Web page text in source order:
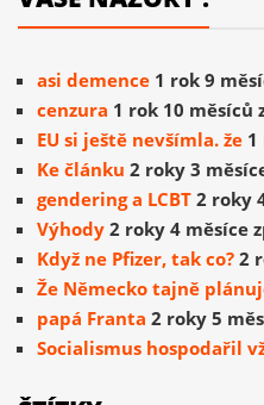
asi demence 1 rok 9
cenzura 1 rok 10 měsíců
EU si ještě nevšímla. že 1
Ke článku 2 roky 3
gendering a LCBT 2 roky
Výhody 2 roky 4 měsíce
Když ne Pfizer, tak co? 2
Že Německo tajně
papá Franta 2 roky 5
Socialismus hospodařil